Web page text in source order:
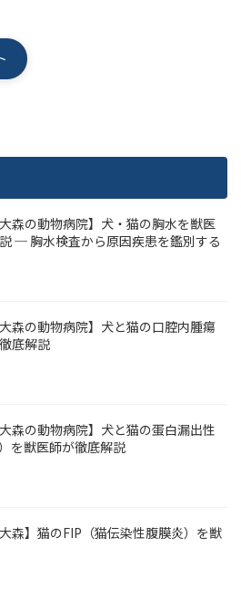
大森の動物病院】犬・猫の胸水を獣医
─ 胸水検査から原因疾患を鑑別する
大森の動物病院】犬と猫の口腔内腫瘍
底解説
大森の動物病院】犬と猫の蛋白漏出性
を獣医師が徹底解説
大森】猫のFIP（猫伝染性腹膜炎）を獣